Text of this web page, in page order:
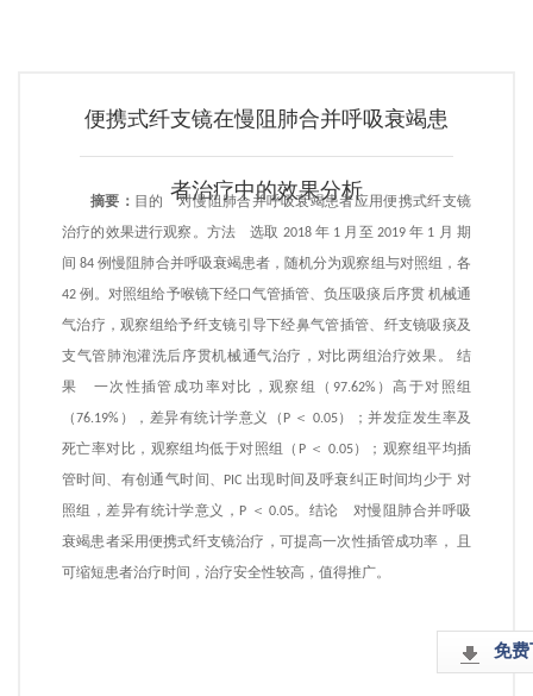
便携式纤支镜在慢阻肺合并呼吸衰竭患
者治疗中的效果分析
摘要： 目的 对慢阻肺合并呼吸衰竭患者应用便携式纤支镜
治疗的效果进行观察。方法 选取 2018 年 1 月至 2019 年 1 月 期
间 84 例慢阻肺合并呼吸衰竭患者，随机分为观察组与对照组，各
42 例。对照组给予喉镜下经口气管插管、负压吸痰后序贯 机械通
气治疗，观察组给予纤支镜引导下经鼻气管插管、纤支镜吸痰及
支气管肺泡灌洗后序贯机械通气治疗，对比两组治疗效果。 结
果 一次性插管成功率对比，观察组（97.62%）高于对照组
（76.19%），差异有统计学意义（P ＜ 0.05）；并发症发生率及
死亡率对比，观察组均低于对照组（P ＜ 0.05）；观察组平均插
管时间、有创通气时间、PIC 出现时间及呼衰纠正时间均少于 对
照组，差异有统计学意义，P ＜ 0.05。结论 对慢阻肺合并呼吸
衰竭患者采用便携式纤支镜治疗，可提高一次性插管成功率， 且
可缩短患者治疗时间，治疗安全性较高，值得推广。
免费